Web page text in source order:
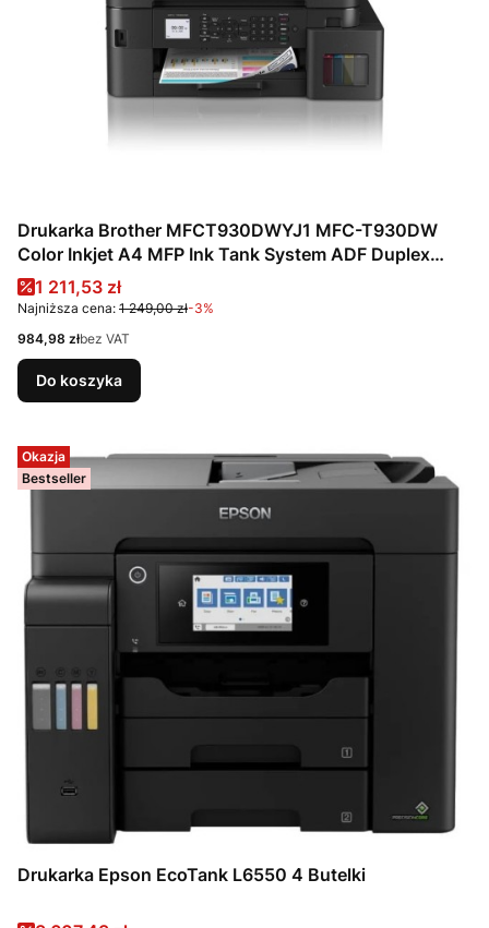
Drukarka Brother MFCT930DWYJ1 MFC-T930DW
Color Inkjet A4 MFP Ink Tank System ADF Duplex
17/9ipm Wireless WLAN LCD display AirPrint
Cena promocyjna
1 211,53 zł
Najniższa cena: 1 249,00 zł-3%
Cena
984,98 złbez VAT
Do koszyka
Okazja
Bestseller
Drukarka Epson EcoTank L6550 4 Butelki